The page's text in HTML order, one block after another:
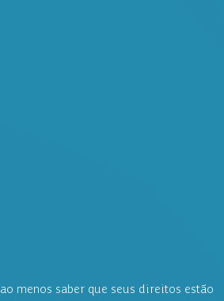
menos saber que seus direitos estão